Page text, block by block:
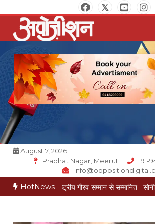
to
content
Opposition Digital
August 7, 2026
Prabhat Nagar, Meerut
91-
HotNews
राष्ट्रीय गौरव सम्मान से सम्मानित सोनी के प्यार में